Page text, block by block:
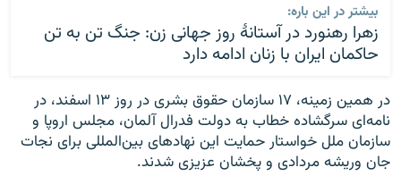
بیشتر در این باره:
زهرا رهنورد در آستانۀ روز جهانی زن: جنگ تن به تن
حاکمان ایران با زنان ادامه دارد
در همین زمینه، ۱۷ سازمان حقوق بشری در روز ۱۳ اسفند، در
نامه‌ای سرگشاده خطاب به دولت فدرال آلمان، مجلس اروپا و
سازمان ملل خواستار حمایت این نهادهای بین‌المللی برای نجات
جان وریشه مردادی و پخشان عزیزی شدند.